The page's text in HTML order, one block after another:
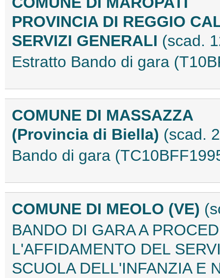
PROVINCIA DI REGGIO
SERVIZI GENERALI (scad.
Estratto Bando di gara
COMUNE DI MASSAZZA
(Provincia di Biella) (scad.
Bando di gara
COMUNE DI MEOLO (VE)
BANDO DI GARA A
L'AFFIDAMENTO DEL
SCUOLA DELL'INFANZIA E